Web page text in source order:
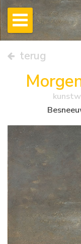
terug